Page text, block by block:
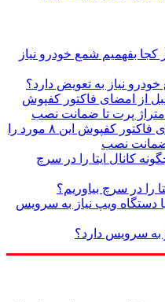
کجا بفهمیم شمع خودرو نیاز
نیاز به تعویض دارد؟
از امضای فاکتور کفپوش
قبل از امضای فاکتور کفپوش این ۸ مورد را
ضمانت نصب
کانال ایتا را در سرچ
را در سرچ بیاوریم؟
دستگاه ویپ نیاز به سرویس
به سرویس دارد؟